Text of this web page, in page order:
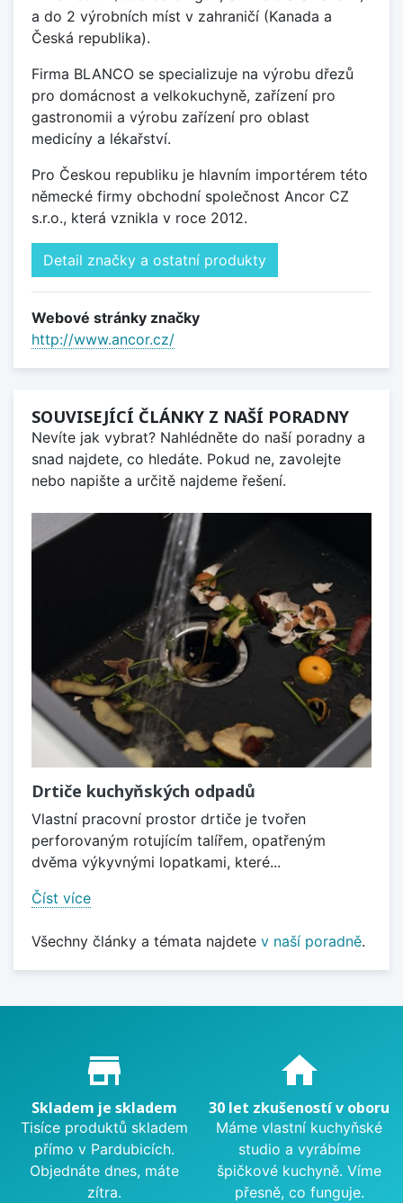
a do 2 výrobních míst v zahraničí (Kanada a
Česká republika).
Firma BLANCO se specializuje na výrobu dřezů
pro domácnost a velkokuchyně, zařízení pro
gastronomii a výrobu zařízení pro oblast
medicíny a lékařství.
Pro Českou republiku je hlavním importérem této
německé firmy obchodní společnost Ancor CZ
s.r.o., která vznikla v roce 2012.
Detail značky a ostatní produkty
Webové stránky značky
http://www.ancor.cz/
SOUVISEJÍCÍ ČLÁNKY Z NAŠÍ PORADNY
Nevíte jak vybrat? Nahlédněte do naší poradny a
snad najdete, co hledáte. Pokud ne, zavolejte
nebo napište a určitě najdeme řešení.
Drtiče kuchyňských odpadů
Vlastní pracovní prostor drtiče je tvořen
perforovaným rotujícím talířem, opatřeným
dvěma výkyvnými lopatkami, které...
Číst více
Všechny články a témata najdete v naší poradně.
Proč nakupovat u nás?
store_mall_directory
Skladem je skladem
Tisíce produktů skladem
přímo v Pardubicích.
Objednáte dnes, máte
zítra.
home
30 let zkušeností v oboru
Máme vlastní kuchyňské
studio a vyrábíme
špičkové kuchyně. Víme
přesně, co funguje.